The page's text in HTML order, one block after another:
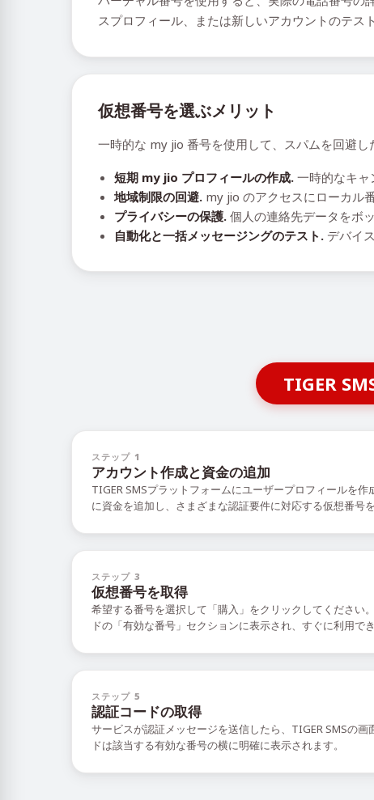
スプロフィール、または新しいアカウントのテス
仮想番号を選ぶメリット
一時的な my jio 番号を使用して、スパムを回避
短期 my jio プロフィールの作成. 一時的なキャ
地域制限の回避. my jio のアクセスにローカル
プライバシーの保護. 個人の連絡先データをボ
自動化と一括メッセージングのテスト. デバイ
TIGER
ステップ 1
アカウント作成と資金の追加
TIGER SMSプラットフォームにユーザープロフィールを作
に資金を追加し、さまざまな認証要件に対応する仮想番号
ステップ 3
仮想番号を取得
希望する番号を選択して「購入」をクリックしてください
ドの「有効な番号」セクションに表示され、すぐに利用でき
ステップ 5
認証コードの取得
サービスが認証メッセージを送信したら、TIGER SMSの
ドは該当する有効な番号の横に明確に表示されます。